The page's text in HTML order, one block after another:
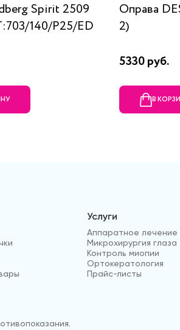
Spirit 2509
140/P25/ED
Оправа
2)
5330 руб.
В
Услуги
Аппаратное лечение
Микрохирургия глаза
Контроль миопии
Ортокератология
Прайс-листы